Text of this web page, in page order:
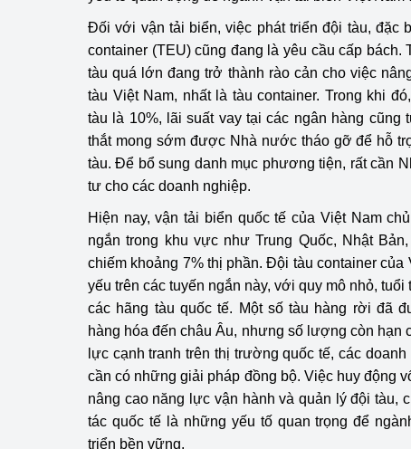
Đối với vận tải biển, việc phát triển đội tàu, đặc
container (TEU) cũng đang là yêu cầu cấp bách.
tàu quá lớn đang trở thành rào cản cho việc
tàu Việt Nam, nhất là tàu container. Trong khi
tàu là 10%, lãi suất vay tại các ngân hàng
thắt mong sớm được Nhà nước tháo gỡ để hỗ
tàu. Để bổ sung danh mục phương tiện, rất cần
tư cho các doanh nghiệp.
Hiện nay, vận tải biển quốc tế của Việt Nam
ngắn trong khu vực như Trung Quốc, Nhật
chiếm khoảng 7% thị phần. Đội tàu container của
yếu trên các tuyến ngắn này, với quy mô nhỏ,
các hãng tàu quốc tế. Một số tàu hàng rời đã
hàng hóa đến châu Âu, nhưng số lượng còn hạn
lực cạnh tranh trên thị trường quốc tế, các
cần có những giải pháp đồng bộ. Việc huy động
nâng cao năng lực vận hành và quản lý đội tàu,
tác quốc tế là những yếu tố quan trọng để
triển bền vững.